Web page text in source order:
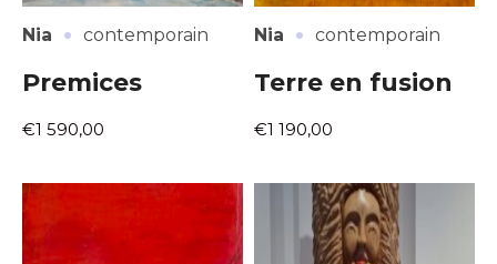
Nia · contemporain
Premices
€1 590,00
Nia · contemporain
Terre en fusion
€1 190,00